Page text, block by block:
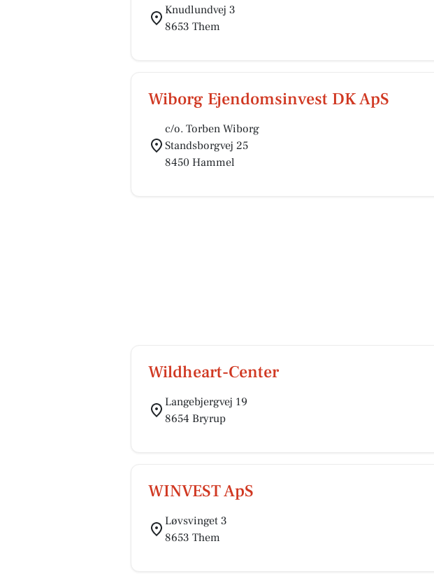
Knudlundvej 3
8653 Them
Wiborg Ejendomsinvest DK ApS
c/o. Torben Wiborg
Standsborgvej 25
8450 Hammel
Wildheart-Center
Langebjergvej 19
8654 Bryrup
WINVEST ApS
Løvsvinget 3
8653 Them